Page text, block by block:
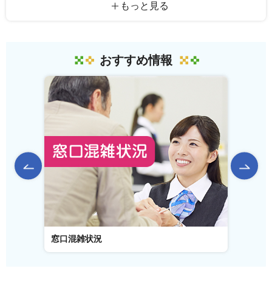
もっと見る
おすすめ情報
前のスライドを表示
窓口混雑状況